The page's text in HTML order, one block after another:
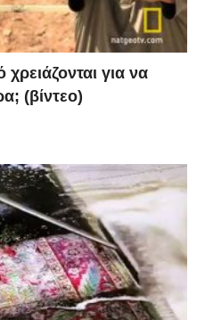
για να
(βίντεο)